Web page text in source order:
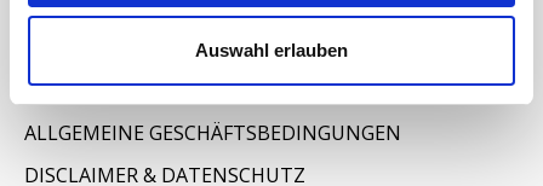
Auswahl erlauben
IMPRESSUM
ALLGEMEINE GESCHÄFTSBEDINGUNGEN
DISCLAIMER & DATENSCHUTZ